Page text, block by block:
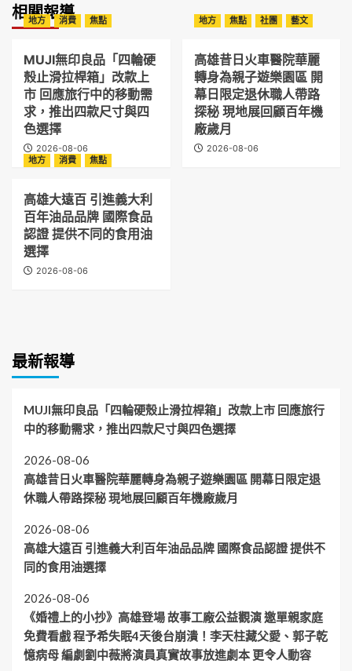
相關報導
地方 消費 焦點
MUJI無印良品「四輪硬
殼止滑拉桿箱」改款上
市 回應旅行中的移動需
求，推出四款尺寸與四
色選擇
2026-08-06
地方 焦點 社團 藝文
高雄昔日火車醫院華麗
轉身為親子遊樂園區 開
幕日限定退休職人帶路
探秘 現地展回顧百年機
廠歲月
2026-08-06
地方
消費 焦點
高雄大遠百 引進義大利
百年油品品牌 國際食品
認證 提供不同的食用油
選擇
2026-08-06
最新報導
MUJI無印良品「四輪硬殼止滑拉桿箱」改款上市 回應旅行
中的移動需求，推出四款尺寸與四色選擇
2026-08-06
高雄昔日火車醫院華麗轉身為親子遊樂園區 開幕日限定退
休職人帶路探秘 現地展回顧百年機廠歲月
2026-08-06
高雄大遠百 引進義大利百年油品品牌 國際食品認證 提供不
同的食用油選擇
2026-08-06
《婚禮上的小抄》高雄登場 故事工廠公益觀演 邀單親家庭
免費看戲 程予希失眠4天後台崩潰！李天柱藏父愛、郭子乾
憶病母 編劇劉中薇將演員真實故事放進劇本 更令人動容